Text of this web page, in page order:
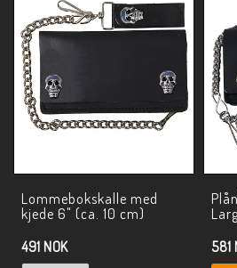
Lommebokskalle med
kjede 6" (ca. 10 cm)
491 NOK
581